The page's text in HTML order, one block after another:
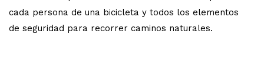
cada persona de una bicicleta y todos los elementos
de seguridad para recorrer caminos naturales.